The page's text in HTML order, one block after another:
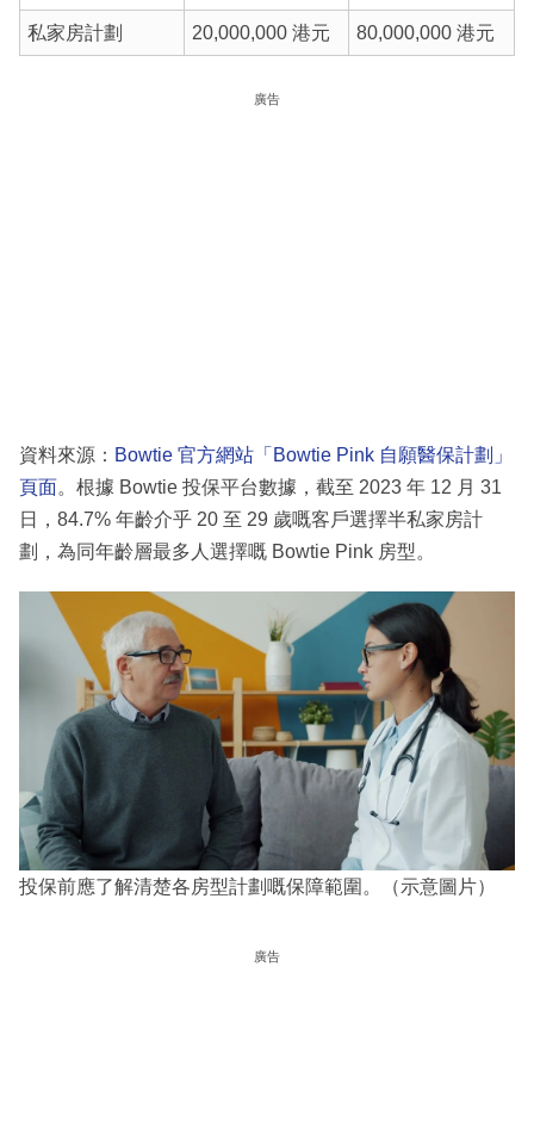
私家房計劃 20,000,000 港元 80,000,000 港元
廣告
資料來源： Bowtie 官方網站「Bowtie Pink 自願醫保計劃」
頁面。根據 Bowtie 投保平台數據，截至 2023 年 12 月 31
日，84.7% 年齡介乎 20 至 29 歲嘅客戶選擇半私家房計
劃，為同年齡層最多人選擇嘅 Bowtie Pink 房型。
投保前應了解清楚各房型計劃嘅保障範圍。（示意圖片）
廣告